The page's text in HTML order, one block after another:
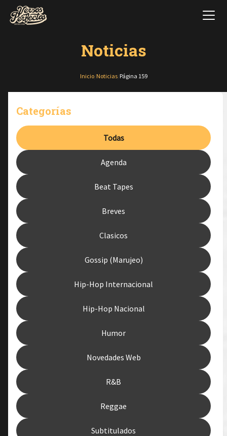
Noticias
Inicio/ Noticias/ Página 159
Categorías
Todas
Agenda
Beat Tapes
Breves
Clasicos
Gossip (Marujeo)
Hip-Hop Internacional
Hip-Hop Nacional
Humor
Novedades Web
R&B
Reggae
Subtitulados